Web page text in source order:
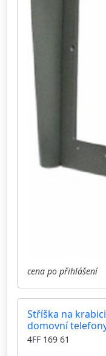
cena po přihlášení
Stříška na
4FF 169 61